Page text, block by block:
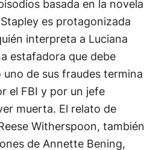
basada en la novela
es protagonizada
interpreta a Luciana
estafadora que debe
de sus fraudes termina
el FBI y por un jefe
muerta. El relato de
Witherspoon, también
de Annette Bening,